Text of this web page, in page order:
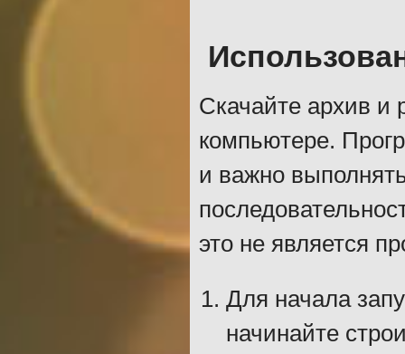
Скачайте архив и
компьютере.
и важно
это не является
Для начала
начинайте